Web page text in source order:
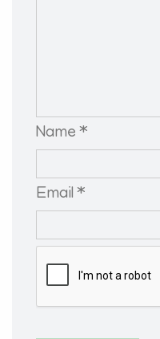
Name *
Email *